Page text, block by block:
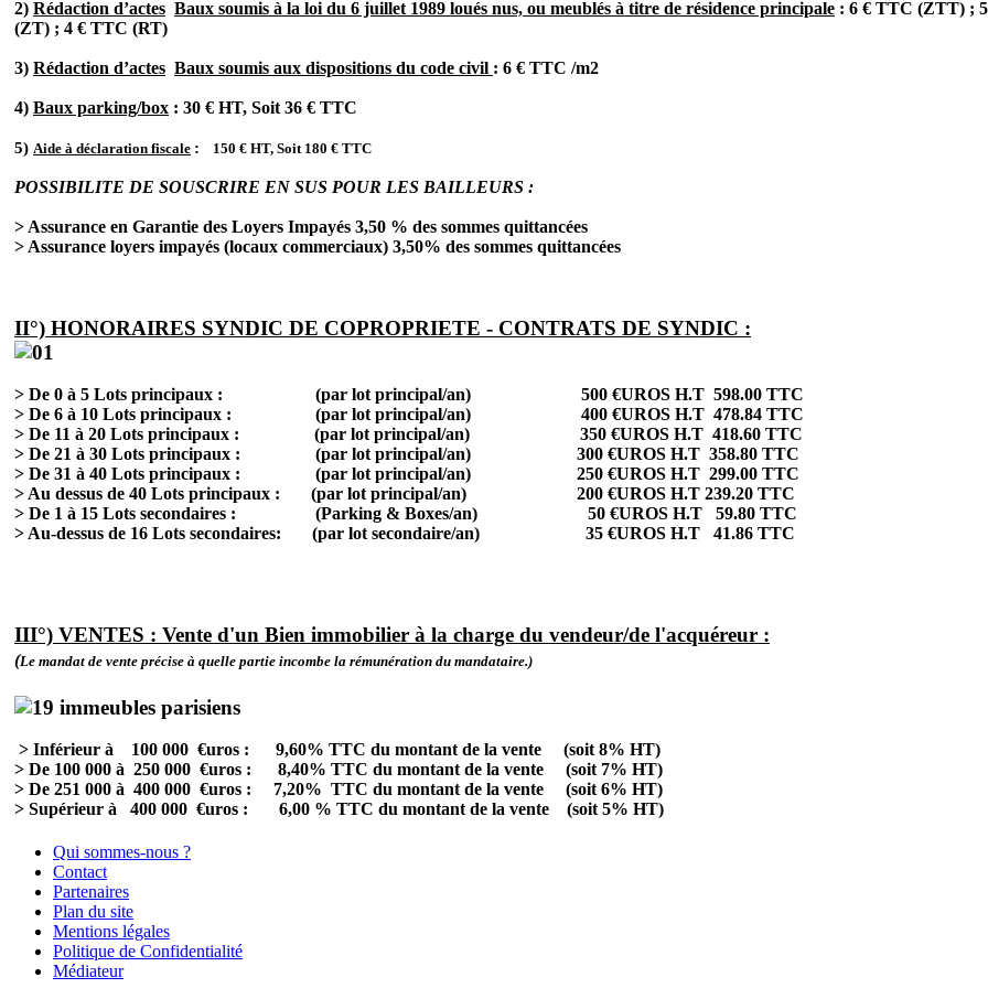
2) Rédaction d’actes Baux soumis à la loi du 6 juillet 1989 loués nus, ou meublés à titre de résidence principale : 6 € TTC (ZTT) ;
(ZT) ; 4 € TTC (RT)
3) Rédaction d’actes Baux soumis aux dispositions du code civil : 6 € TTC /m2
4) Baux parking/box : 30 € HT, Soit 36 € TTC
5) Aide à déclaration fiscale : 150 € HT, Soit 180 € TTC
POSSIBILITE DE SOUSCRIRE EN SUS POUR LES BAILLEURS :
> Assurance en Garantie des Loyers Impayés 3,50 % des sommes quittancées
> Assurance loyers impayés (locaux commerciaux) 3,50% des sommes quittancées
II°) HONORAIRES SYNDIC DE COPROPRIETE - CONTRATS DE SYNDIC :
> De 0 à 5 Lots principaux : (par lot principal/an) 500 €UROS H.T 598.00 TTC
> De 6 à 10 Lots principaux : (par lot principal/an) 400 €UROS H.T 478.84 TTC
> De 11 à 20 Lots principaux : (par lot principal/an) 350 €UROS H.T 418.60 TTC
> De 21 à 30 Lots principaux : (par lot principal/an) 300 €UROS H.T 358.80 TTC
> De 31 à 40 Lots principaux : (par lot principal/an) 250 €UROS H.T 299.00 TTC
> Au dessus de 40 Lots principaux : (par lot principal/an) 200 €UROS H.T 239.20 TTC
> De 1 à 15 Lots secondaires : (Parking & Boxes/an) 50 €UROS H.T 59.80 TTC
> Au-dessus de 16 Lots secondaires: (par lot secondaire/an) 35 €UROS H.T 41.86 TTC
III°) VENTES : Vente d'un Bien immobilier à la charge du vendeur/de l'acquéreur :
(Le mandat de vente précise à quelle partie incombe la rémunération du mandataire.)
> Inférieur à 100 000 €uros : 9,60% TTC du montant de la vente (soit 8% HT)
> De 100 000 à 250 000 €uros : 8,40% TTC du montant de la vente (soit 7% HT)
> De 251 000 à 400 000 €uros : 7,20% TTC du montant de la vente (soit 6% HT)
> Supérieur à 400 000 €uros : 6,00 % TTC du montant de la vente (soit 5% HT)
Qui sommes-nous ?
Contact
Partenaires
Plan du site
Mentions légales
Politique de Confidentialité
Médiateur